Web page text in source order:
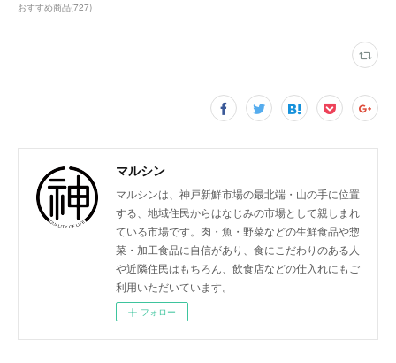
おすすめ商品(727)
マルシン
マルシンは、神戸新鮮市場の最北端・山の手に位置
する、地域住民からはなじみの市場として親しまれ
ている市場です。肉・魚・野菜などの生鮮食品や惣
菜・加工食品に自信があり、食にこだわりのある人
や近隣住民はもちろん、飲食店などの仕入れにもご
利用いただいています。
フォロー